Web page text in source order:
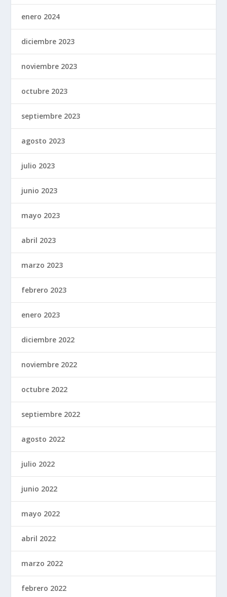
enero 2024
diciembre 2023
noviembre 2023
octubre 2023
septiembre 2023
agosto 2023
julio 2023
junio 2023
mayo 2023
abril 2023
marzo 2023
febrero 2023
enero 2023
diciembre 2022
noviembre 2022
octubre 2022
septiembre 2022
agosto 2022
julio 2022
junio 2022
mayo 2022
abril 2022
marzo 2022
febrero 2022